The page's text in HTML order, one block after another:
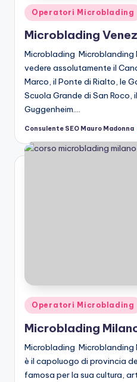
Posted
in
Operatori Microblading
Microblading
Microblading Microblanding
vedere assolutamente il
Marco, il Ponte di Rialto, le
Scuola Grande di San Roco,
Guggenheim.…
Posted
Consulente SEO Mauro Madonna
Posted
in
Operatori Microblading
Microblading
Microblading Microblanding
è il capoluogo di provincia
famosa per la sua cultura,